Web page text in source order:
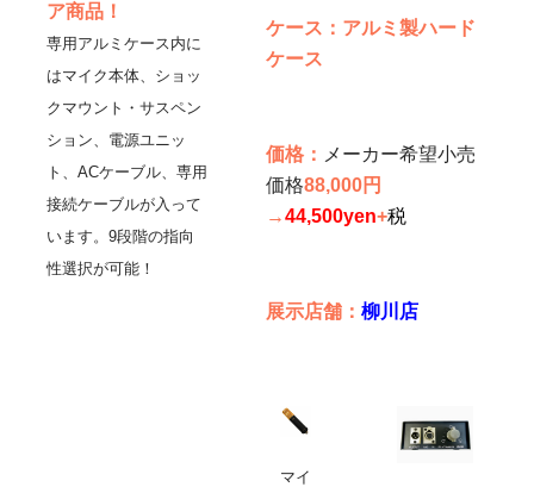
ア商品！
専用アルミケース内に
はマイク本体、ショッ
クマウント・サスペン
ション、電源ユニッ
ト、ACケーブル、専用
接続ケーブルが入って
います。9段階の指向
性選択が可能！
ケース ：アルミ製ハード
ケース
価格： メーカー希望小売
価格88,000円
→44,500yen+税
展示店舗： 柳川店
マイ